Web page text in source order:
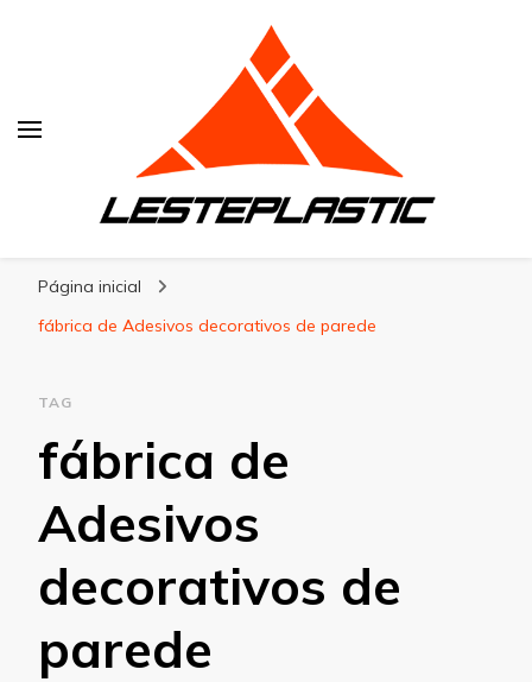
Página inicial
fábrica de Adesivos decorativos de parede
TAG
fábrica de
Adesivos
decorativos de
parede